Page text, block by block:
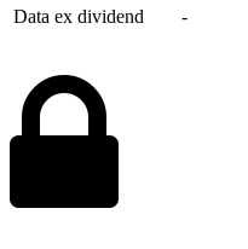
Data ex dividend -